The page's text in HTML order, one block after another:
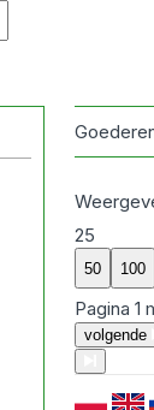
25
Pagina1
volgende